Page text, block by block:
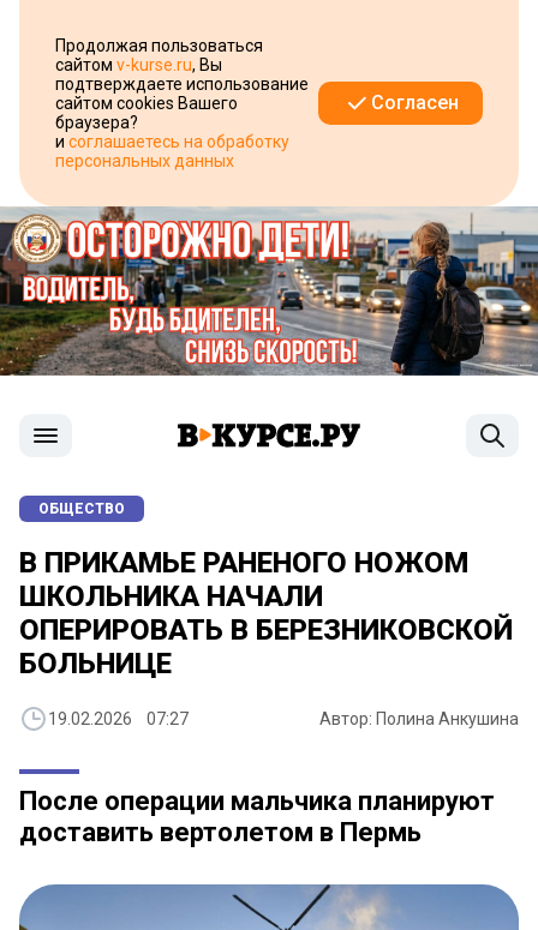
Продолжая пользоваться
сайтом v-kurse.ru, Вы
подтверждаете использование
сайтом cookies Вашего
браузера?
и соглашаетесь на обработку
персональных данных
Согласен
ОБЩЕСТВО
В ПРИКАМЬЕ РАНЕНОГО НОЖОМ
ШКОЛЬНИКА НАЧАЛИ
ОПЕРИРОВАТЬ В БЕРЕЗНИКОВСКОЙ
БОЛЬНИЦЕ
19.02.2026 07:27 Автор: Полина Анкушина
После операции мальчика планируют
доставить вертолетом в Пермь